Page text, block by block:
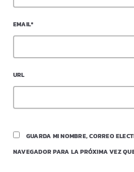
EMAIL*
URL
GUARDA MI NOMBRE, CORREO
NAVEGADOR PARA LA PRÓXIMA VEZ